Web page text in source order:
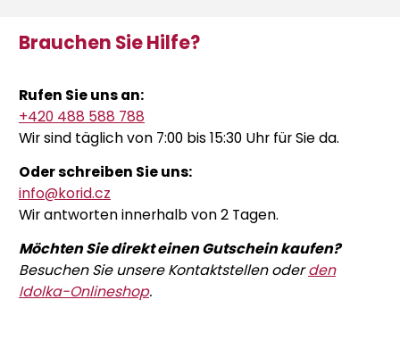
Brauchen Sie Hilfe?
Rufen Sie uns an:
+420 488 588 788
Wir sind täglich von 7:00 bis 15:30 Uhr für Sie da.
Oder schreiben Sie uns:
info@korid.cz
Wir antworten innerhalb von 2 Tagen.
Möchten Sie direkt einen Gutschein kaufen?
Besuchen Sie unsere Kontaktstellen oderden
Idolka-Onlineshop.